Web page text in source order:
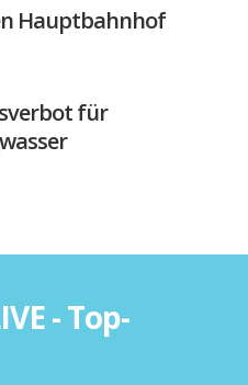
Hauptbahnhof
für
- Top-